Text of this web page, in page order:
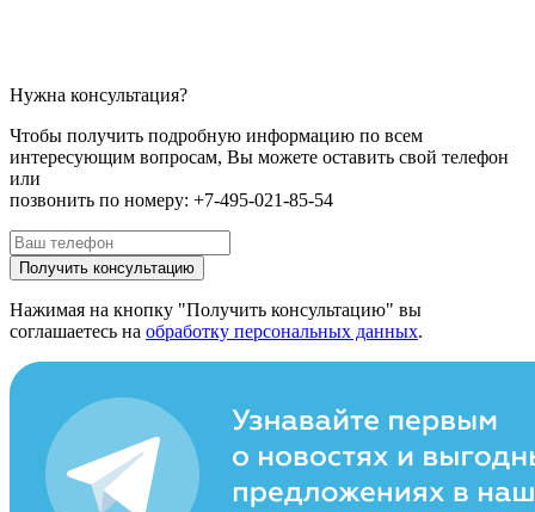
Нужна консультация?
Чтобы получить подробную информацию по всем
интересующим вопросам, Вы можете оставить свой телефон
или
позвонить по номеру: +7-495-021-85-54
Получить консультацию
Нажимая на кнопку "Получить консультацию" вы
соглашаетесь на обработку персональных данных.